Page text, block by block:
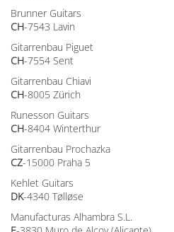
Brunner Guitars
CH-7543 Lavin
Gitarrenbau Piguet
CH-7554 Sent
Gitarrenbau Chiavi
CH-8005 Zürich
Runesson Guitars
CH-8404 Winterthur
Gitarrenbau Prochazka
CZ-15000 Praha 5
Kehlet Guitars
DK-4340 Tølløse
Manufacturas Alhambra S.L.